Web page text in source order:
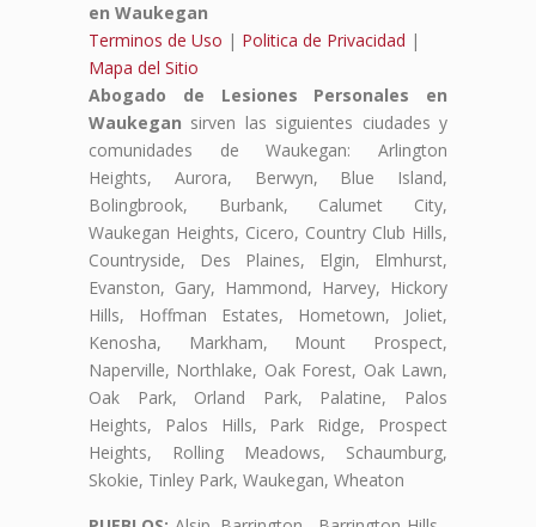
en Waukegan
Terminos de Uso | Politica de Privacidad |
Mapa del Sitio
Abogado de Lesiones Personales en
Waukegan sirven las siguientes ciudades y
comunidades de Waukegan: Arlington
Heights, Aurora, Berwyn, Blue Island,
Bolingbrook, Burbank, Calumet City,
Waukegan Heights, Cicero, Country Club Hills,
Countryside, Des Plaines, Elgin, Elmhurst,
Evanston, Gary, Hammond, Harvey, Hickory
Hills, Hoffman Estates, Hometown, Joliet,
Kenosha, Markham, Mount Prospect,
Naperville, Northlake, Oak Forest, Oak Lawn,
Oak Park, Orland Park, Palatine, Palos
Heights, Palos Hills, Park Ridge, Prospect
Heights, Rolling Meadows, Schaumburg,
Skokie, Tinley Park, Waukegan, Wheaton